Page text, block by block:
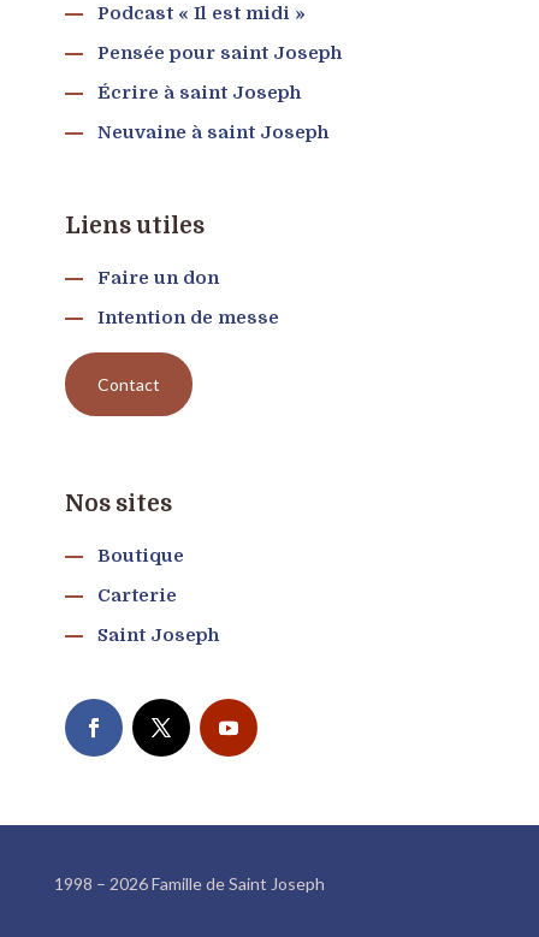
Podcast « Il est midi »
Pensée pour saint Joseph
Écrire à saint Joseph
Neuvaine à saint Joseph
Liens utiles
Faire un don
Intention de messe
Contact
Nos sites
Boutique
Carterie
Saint Joseph
1998 – 2026 Famille de Saint Joseph